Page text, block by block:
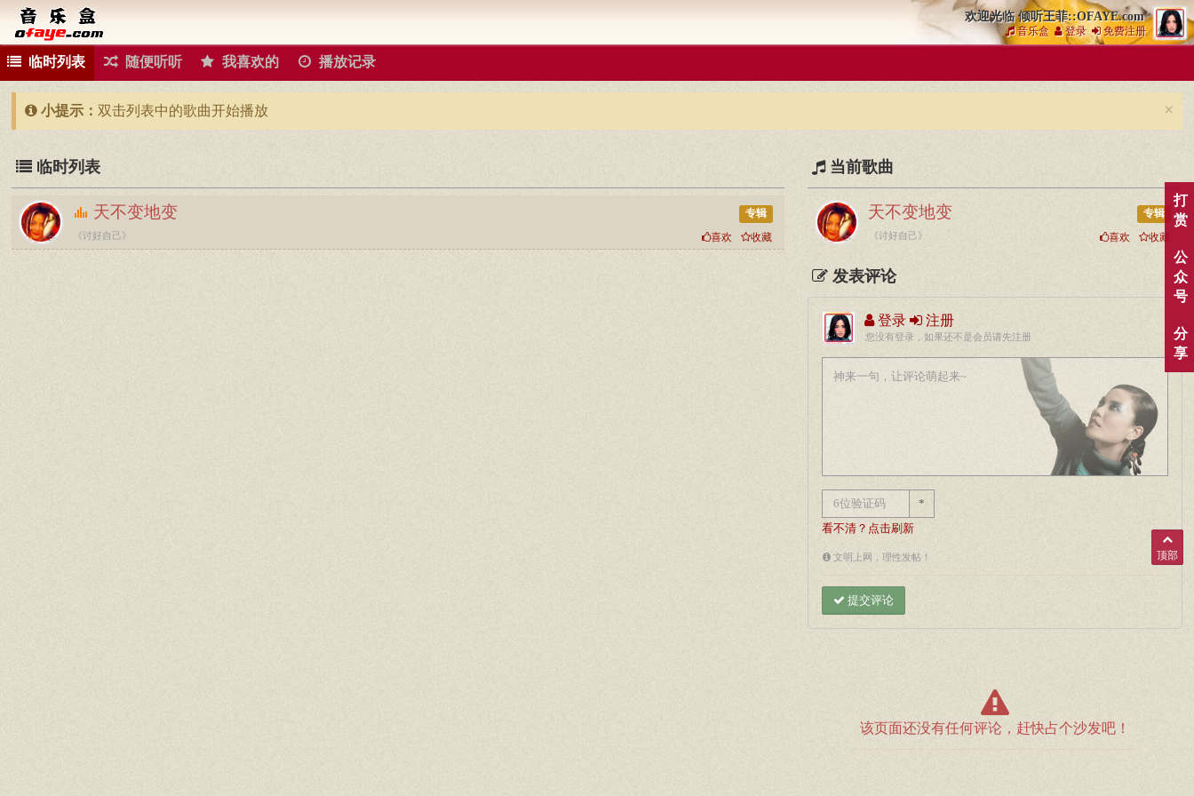
欢迎光临 倾听王菲::OFAYE.com
音乐盒 登录 免费注册
临时列表 随便听听 我喜欢的 播放记录
×
小提示： 双击列表中的歌曲开始播放
临时列表
专辑
喜欢 收藏
天不变地变
《讨好自己》
当前歌曲
专辑
喜欢 收藏
天不变地变
《讨好自己》
发表评论
登录 注册
您没有登录，如果还不是会员请先注册
*
看不清？点击刷新
文明上网，理性发帖！
提交评论
该页面还没有任何评论，赶快占个沙发吧！
打
赏
公
众
号
分
享
顶部